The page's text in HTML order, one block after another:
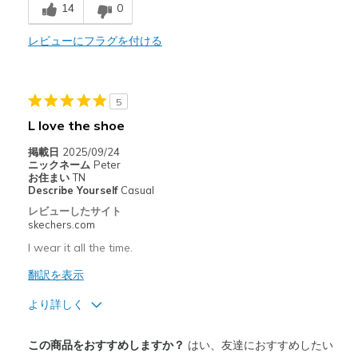
School wear
14 0
レビューにフラグを付ける
5
L love the shoe
掲載日 2025/09/24
ニックネーム Peter
お住まい TN
Describe Yourself Casual
レビューしたサイト
skechers.com
I wear it all the time.
翻訳を表示
より詳しく
この商品をおすすめしますか？ はい、友達におすすめしたい